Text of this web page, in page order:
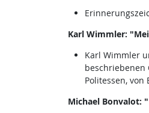
Karl Wimmler:
Karl Wimmler
beschriebenen
Politessen,
Michael Bonvalot: